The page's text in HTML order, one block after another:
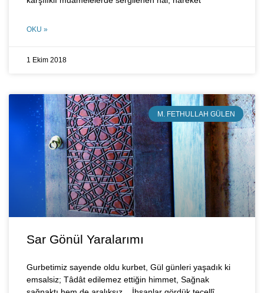
OKU »
1 Ekim 2018
M. FETHULLAH GÜLEN
Sar Gönül Yaralarımı
Gurbetimiz sayende oldu kurbet, Gül günleri yaşadık ki
emsalsiz; Tâdât edilemez ettiğin himmet, Sağnak